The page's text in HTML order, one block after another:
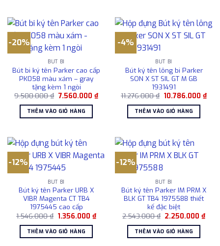
-20%
BÚT BI
Bút bi ký tên Parker cao cấp
PK058 màu xám – gray
tặng kèm 1 ngòi
9.500.000₫ Giá
là:
9.500.000 ₫.
7.560.000 ₫Giá
7.560.000 ₫.
THÊM VÀO GIỎ HÀNG
-4%
BÚT BI
Bút ký tên lông bi Parker
SON X ST SIL GT M GB
1931491
11.276.000₫ Giá
là:
11.276.000 ₫.
10.786.000₫Giá
THÊM VÀO GIỎ HÀNG
-12%
BÚT BI
Bút ký tên Parker URB X
VIBR Magenta CT TB4
1975445 cao cấp
1.546.000₫ Giá
là:
1.546.000 ₫.
1.356.000₫Giá
hiện
1.356.000 ₫.
THÊM VÀO GIỎ HÀNG
-12%
BÚT BI
Bút ký tên Parker IM PRM X
BLK GT TB4 1975588 thiết
kế đặc biệt
2.543.000₫ Giá
là:
2.543.000 ₫.
2.250.000₫Giá
hiện
THÊM VÀO GIỎ HÀNG